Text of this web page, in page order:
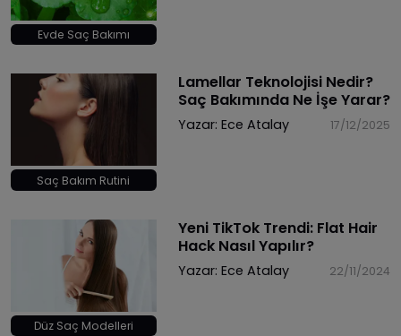
Evde Saç Bakımı
Saç Bakım Rutini
Lamellar Teknolojisi Nedir?
Saç Bakımında Ne İşe Yarar?
Yazar: Ece Atalay 17/12/2025
Düz Saç Modelleri
Yeni TikTok Trendi: Flat Hair
Hack Nasıl Yapılır?
Yazar: Ece Atalay 22/11/2024